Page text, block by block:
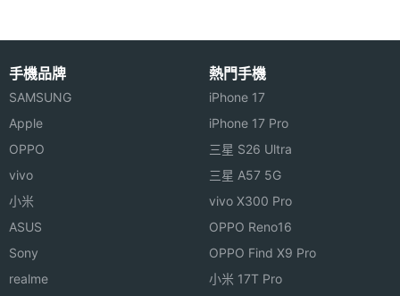
手機品牌
SAMSUNG
Apple
OPPO
vivo
小米
ASUS
Sony
realme
熱門手機
iPhone 17
iPhone 17 Pro
三星 S26 Ultra
三星 A57 5G
vivo X300 Pro
OPPO Reno16
OPPO Find X9 Pro
小米 17T Pro